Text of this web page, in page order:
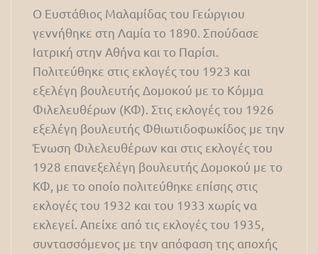
Ο Ευστάθιος Μαλαμίδας του Γεώργιου
γεννήθηκε στη Λαμία το 1890. Σπούδασε
Ιατρική στην Αθήνα και το Παρίσι.
Πολιτεύθηκε στις εκλογές του 1923 και
εξελέγη βουλευτής Δομοκού με το Κόμμα
Φιλελευθέρων (ΚΦ). Στις εκλογές του 1926
εξελέγη βουλευτής Φθιωτιδοφωκίδος με την
Ένωση Φιλελευθέρων και στις εκλογές του
1928 επανεξελέγη βουλευτής Δομοκού με το
ΚΦ, με το οποίο πολιτεύθηκε επίσης στις
εκλογές του 1932 και του 1933 χωρίς να
εκλεγεί. Απείχε από τις εκλογές του 1935,
συντασσόμενος με την απόφαση της αποχής